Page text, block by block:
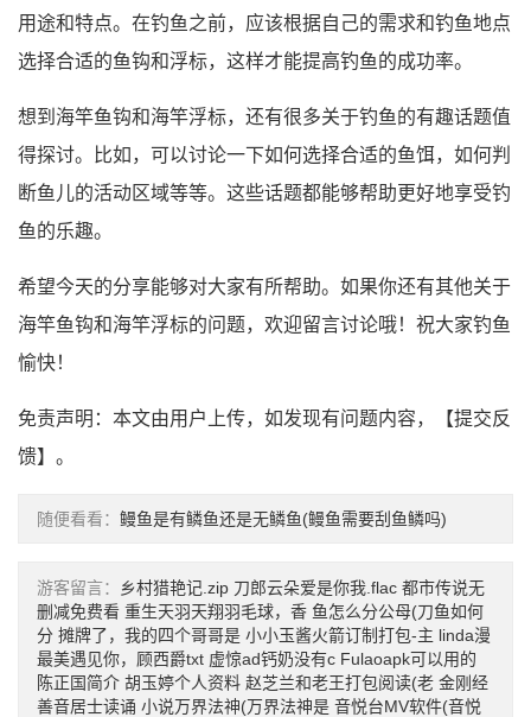
用途和特点。在钓鱼之前，应该根据自己的需求和钓鱼地点
选择合适的鱼钩和浮标，这样才能提高钓鱼的成功率。
想到海竿鱼钩和海竿浮标，还有很多关于钓鱼的有趣话题值
得探讨。比如，可以讨论一下如何选择合适的鱼饵，如何判
断鱼儿的活动区域等等。这些话题都能够帮助更好地享受钓
鱼的乐趣。
希望今天的分享能够对大家有所帮助。如果你还有其他关于
海竿鱼钩和海竿浮标的问题，欢迎留言讨论哦！祝大家钓鱼
愉快！
免责声明：本文由用户上传，如发现有问题内容，【提交反
馈】。
随便看看： 鳗鱼是有鳞鱼还是无鳞鱼(鳗鱼需要刮鱼鳞吗)
游客留言： 乡村猎艳记.zip 刀郎云朵爱是你我.flac 都市传说无
删减免费看 重生天羽天翔羽毛球，香 鱼怎么分公母(刀鱼如何
分 摊牌了，我的四个哥哥是 小小玉酱火箭订制打包-主 linda漫
最美遇见你，顾西爵txt 虚惊ad钙奶没有c Fulaoapk可以用的
陈正国简介 胡玉婷个人资料 赵芝兰和老王打包阅读(老 金刚经
善音居士读诵 小说万界法神(万界法神是 音悦台MV软件(音悦